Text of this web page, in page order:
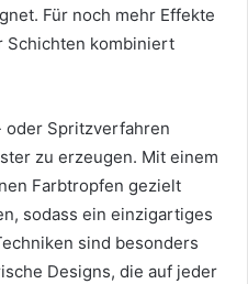
Für noch mehr Effekte
Schichten kombiniert
oder Spritzverfahren
zu erzeugen. Mit einem
Farbtropfen gezielt
sodass ein einzigartiges
sind besonders
Designs, die auf jeder